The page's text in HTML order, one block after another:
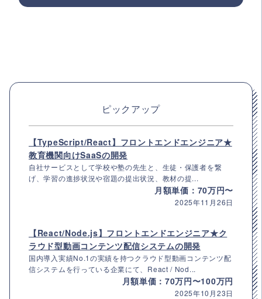
ピックアップ
【TypeScript/React】フロントエンドエンジニア★
教育機関向けSaaSの開発
自社サービスとして学校や塾の先生と、生徒・保護者を繋
げ、学習の進捗状況や宿題の提出状況、教材の提...
月額単価：70万円〜
2025年11月26日
【React/Node.js】フロントエンドエンジニア★ク
ラウド型動画コンテンツ配信システムの開発
国内導入実績No.1の実績を持つクラウド型動画コンテンツ配
信システムを行っている企業にて、React / Nod...
月額単価：70万円〜100万円
2025年10月23日